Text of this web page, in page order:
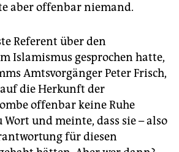
aber offenbar niemand.
Referent über den
Islamismus gesprochen hatte,
Amtsvorgänger Peter Frisch,
die Herkunft der
offenbar keine Ruhe
Wort und meinte, dass sie – also
für diesen